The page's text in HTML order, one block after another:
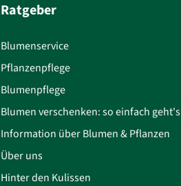
Ratgeber
Blumenservice
Pflanzenpflege
Blumenpflege
Blumen verschenken: so einfach geht's
Information über Blumen & Pflanzen
Über uns
Hinter den Kulissen